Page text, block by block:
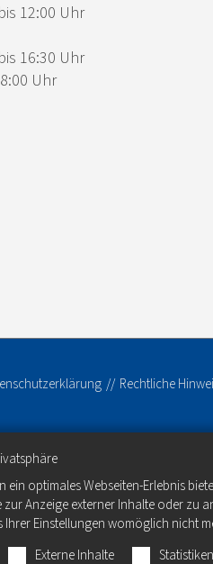
ein optimales Webseiten-Erlebnis
Anzeige externer Inhalte oder zu
Ihrer Einstellungen womöglich nicht
Externe Inhalte Statistiken
12:00 Uhr
16:30 Uhr
Uhr
Rechtliche